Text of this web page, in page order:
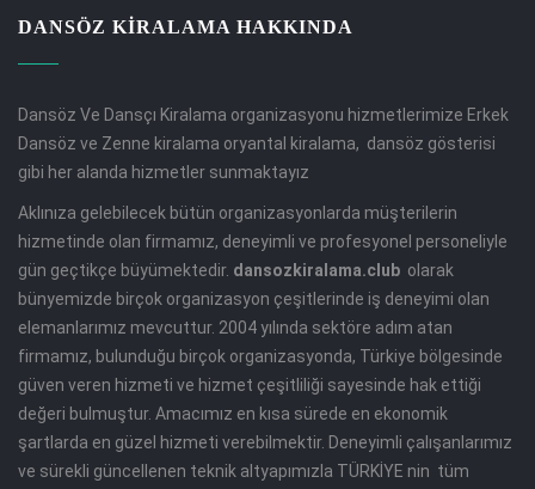
DANSÖZ KIRALAMA HAKKINDA
Dansöz Ve Dansçı Kiralama organizasyonu hizmetlerimize Erkek
Dansöz ve Zenne kiralama oryantal kiralama, dansöz gösterisi
gibi her alanda hizmetler sunmaktayız
Aklınıza gelebilecek bütün organizasyonlarda müşterilerin
hizmetinde olan firmamız, deneyimli ve profesyonel personeliyle
gün geçtikçe büyümektedir. dansozkiralama.club olarak
bünyemizde birçok organizasyon çeşitlerinde iş deneyimi olan
elemanlarımız mevcuttur. 2004 yılında sektöre adım atan
firmamız, bulunduğu birçok organizasyonda, Türkiye bölgesinde
güven veren hizmeti ve hizmet çeşitliliği sayesinde hak ettiği
değeri bulmuştur. Amacımız en kısa sürede en ekonomik
şartlarda en güzel hizmeti verebilmektir. Deneyimli çalışanlarımız
ve sürekli güncellenen teknik altyapımızla TÜRKİYE nin tüm